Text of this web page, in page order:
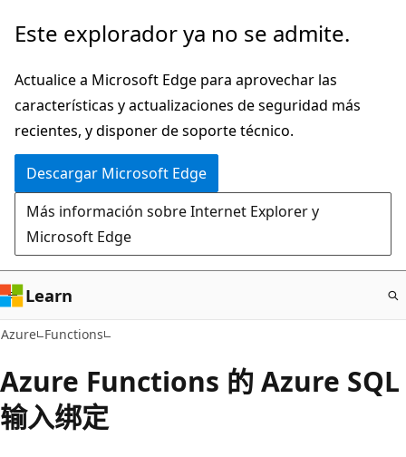
Ir
contenido
principal
Este explorador ya no se admite.
Actualice a Microsoft Edge para aprovechar las
características y actualizaciones de seguridad más
recientes, y disponer de soporte técnico.
Descargar Microsoft Edge
Más información sobre Internet Explorer y
Microsoft Edge
Learn
Azure Functions
Azure Functions 的 Azure SQL
输入绑定